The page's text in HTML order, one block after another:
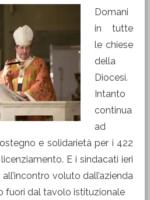
Domani
in tutte
le chiese
della
Diocesi.
Intanto
continua
ad
e solidarietà per i 422
E i sindacati ieri
voluto dall’azienda
fuori dal tavolo istituzionale